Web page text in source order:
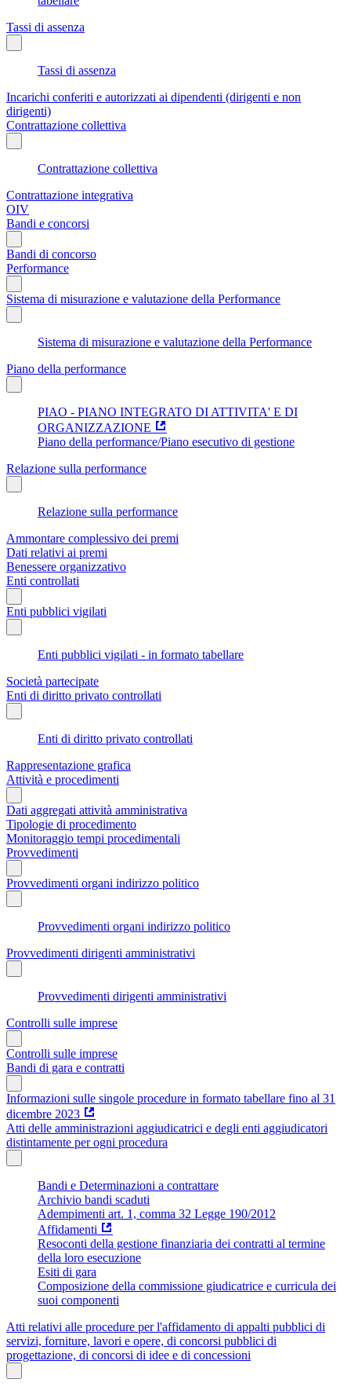
Tassi di assenza
Tassi di assenza
Incarichi conferiti e autorizzati ai dipendenti (dirigenti e non
dirigenti)
Contrattazione collettiva
Contrattazione collettiva
Contrattazione integrativa
OIV
Bandi e concorsi
Bandi di concorso
Performance
Sistema di misurazione e valutazione della Performance
Sistema di misurazione e valutazione della Performance
Piano della performance
PIAO - PIANO INTEGRATO DI ATTIVITA' E DI
ORGANIZZAZIONE
Piano della performance/Piano esecutivo di gestione
Relazione sulla performance
Relazione sulla performance
Ammontare complessivo dei premi
Dati relativi ai premi
Benessere organizzativo
Enti controllati
Enti pubblici vigilati
Enti pubblici vigilati - in formato tabellare
Società partecipate
Enti di diritto privato controllati
Enti di diritto privato controllati
Rappresentazione grafica
Attività e procedimenti
Dati aggregati attività amministrativa
Tipologie di procedimento
Monitoraggio tempi procedimentali
Provvedimenti
Provvedimenti organi indirizzo politico
Provvedimenti organi indirizzo politico
Provvedimenti dirigenti amministrativi
Provvedimenti dirigenti amministrativi
Controlli sulle imprese
Controlli sulle imprese
Bandi di gara e contratti
Informazioni sulle singole procedure in formato tabellare fino al 31
dicembre 2023
Atti delle amministrazioni aggiudicatrici e degli enti aggiudicatori
distintamente per ogni procedura
Bandi e Determinazioni a contrattare
Archivio bandi scaduti
Adempimenti art. 1, comma 32 Legge 190/2012
Affidamenti
Resoconti della gestione finanziaria dei contratti al termine
della loro esecuzione
Esiti di gara
Composizione della commissione giudicatrice e curricula dei
suoi componenti
Atti relativi alle procedure per l'affidamento di appalti pubblici di
servizi, forniture, lavori e opere, di concorsi pubblici di
progettazione, di concorsi di idee e di concessioni